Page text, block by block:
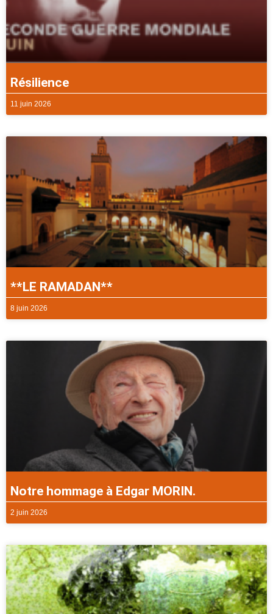
Résilience
11 juin 2026
**LE RAMADAN**
8 juin 2026
Notre hommage à Edgar MORIN.
2 juin 2026